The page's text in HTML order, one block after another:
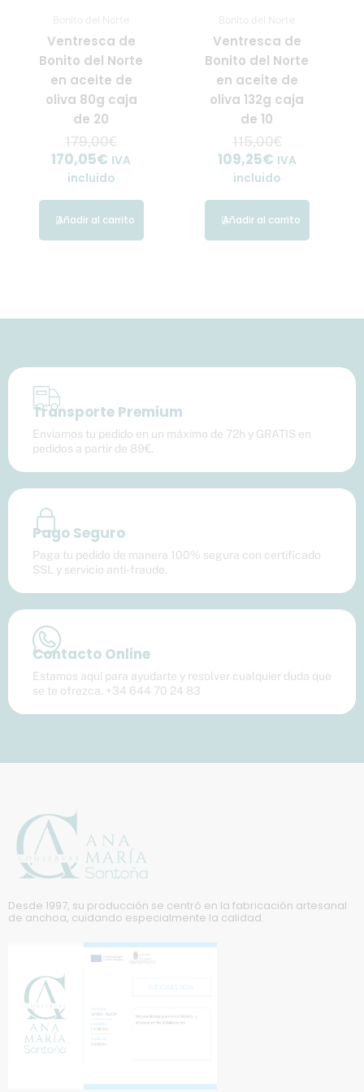
Bonito del Norte
Ventresca de
Bonito del Norte
en aceite de
oliva 80g caja
de 20
179,00€
170,05€ IVA
incluido
Añadir al carrito
Bonito del Norte
Ventresca de
Bonito del Norte
en aceite de
oliva 132g caja
de 10
115,00€
109,25€ IVA
incluido
Añadir al carrito
Transporte Premium
Enviamos tu pedido en un máximo de 72h y GRATIS en
pedidos a partir de 89€.
Pago Seguro
Paga tu pedido de manera 100% segura con certificado
SSL y servicio anti-fraude.
Contacto Online
Estamos aquí para ayudarte y resolver cualquier duda que
se te ofrezca. +34 644 70 24 83
Desde 1997, su producción se centró en la fabricación artesanal
de anchoa, cuidando especialmente la calidad.